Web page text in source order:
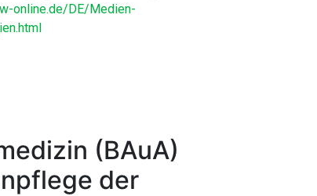
online.de/DE/Medien-
(BAuA)
der